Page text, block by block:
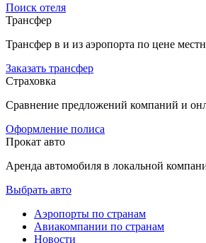
Поиск отеля
Трансфер
Трансфер в и из аэропорта по цене
Заказать трансфер
Страховка
Сравнение предложений компаний и
Оформление полиса
Прокат авто
Аренда автомобиля в локальной
Выбрать авто
Аэропорты по странам
Авиакомпании по странам
Новости